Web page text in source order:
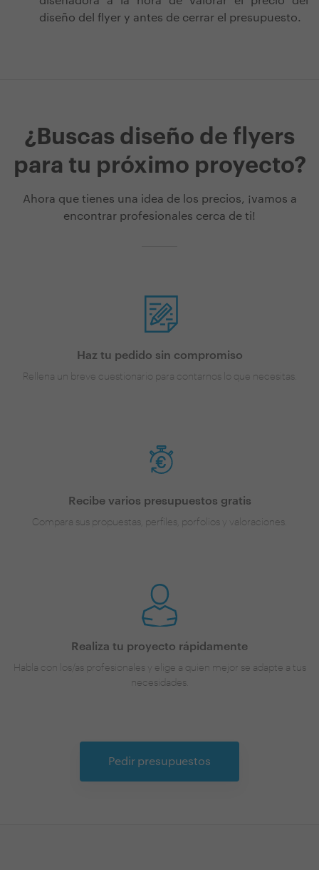
diseño del flyer y antes de cerrar el presupuesto.
¿Buscas diseño de flyers
para tu próximo proyecto?
Ahora que tienes una idea de los precios, ¡vamos a
encontrar profesionales cerca de ti!
Haz tu pedido sin compromiso
Rellena un breve cuestionario para contarnos lo que necesitas.
Recibe varios presupuestos gratis
Compara sus propuestas, perfiles, porfolios y valoraciones.
Realiza tu proyecto rápidamente
Habla con los/as profesionales y elige a quien mejor se adapte a tus
necesidades.
Pedir presupuestos